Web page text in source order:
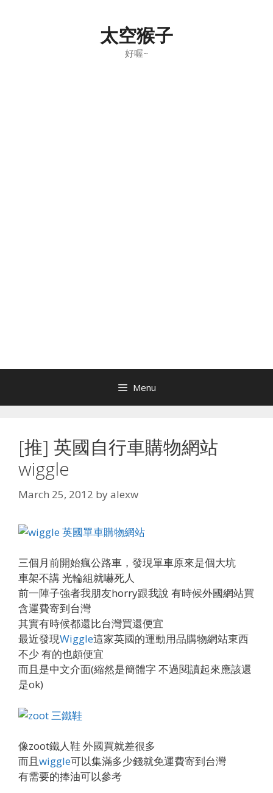
太空猴子
好喔~
Menu
[推] 英國自行車購物網站
wiggle
March 25, 2012 byalexw
三個月前開始瘋公路車，發現單車原來是個大坑
車架不講 光輪組就嚇死人
前一陣子強者我朋友horry跟我說 有時候外國網站買
含運費寄到台灣
其實有時候都還比台灣買還便宜
最近發現Wiggle這家英國的運動用品購物網站東西
不少 有的也頗便宜
而且是中文介面(縮然是簡體字 不過閱讀起來應該還
是ok)
像zoot鐵人鞋 外國買就差很多
而且wiggle可以集滿多少錢就免運費寄到台灣
有需要的捧油可以參考